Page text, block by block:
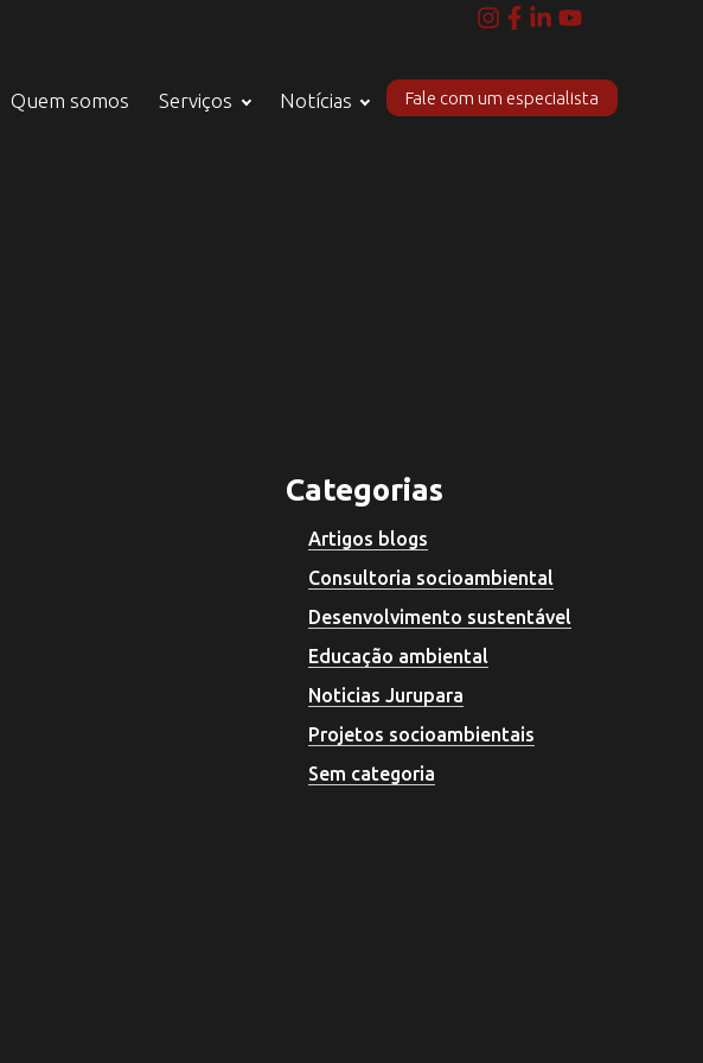
Quem somos Serviços Notícias Fale com um especialista
Categorias
Artigos blogs
Consultoria socioambiental
Desenvolvimento sustentável
Educação ambiental
Noticias Jurupara
Projetos socioambientais
Sem categoria